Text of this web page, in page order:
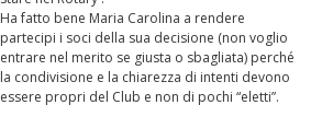
Ha fatto bene Maria Carolina a rendere
partecipi i soci della sua decisione (non voglio
entrare nel merito se giusta o sbagliata) perché
la condivisione e la chiarezza di intenti devono
essere propri del Club e non di pochi “eletti”.